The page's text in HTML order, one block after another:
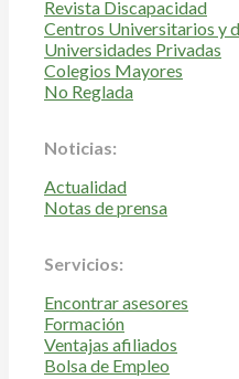
Revista Discapacidad
Centros Universitarios y
Universidades Privadas
Colegios Mayores
No Reglada
Noticias:
Actualidad
Notas de prensa
Servicios:
Encontrar asesores
Formación
Ventajas afiliados
Bolsa de Empleo